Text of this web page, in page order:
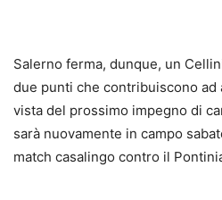
Salerno ferma, dunque, un
due punti che contribuiscono ad
vista del prossimo impegno di
sarà nuovamente in campo
match casalingo contro il